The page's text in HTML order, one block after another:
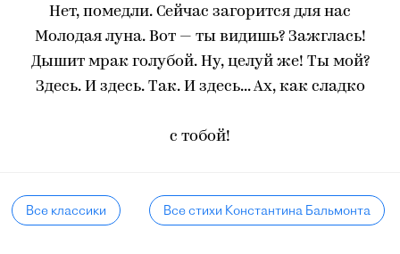
Нет, помедли. Сейчас загорится для нас
Молодая луна. Вот — ты видишь? Зажглась!
Дышит мрак голубой. Ну, целуй же! Ты мой?
Здесь. И здесь. Так. И здесь... Ах, как сладко
с тобой!
Все классики Все стихи Константина Бальмонта